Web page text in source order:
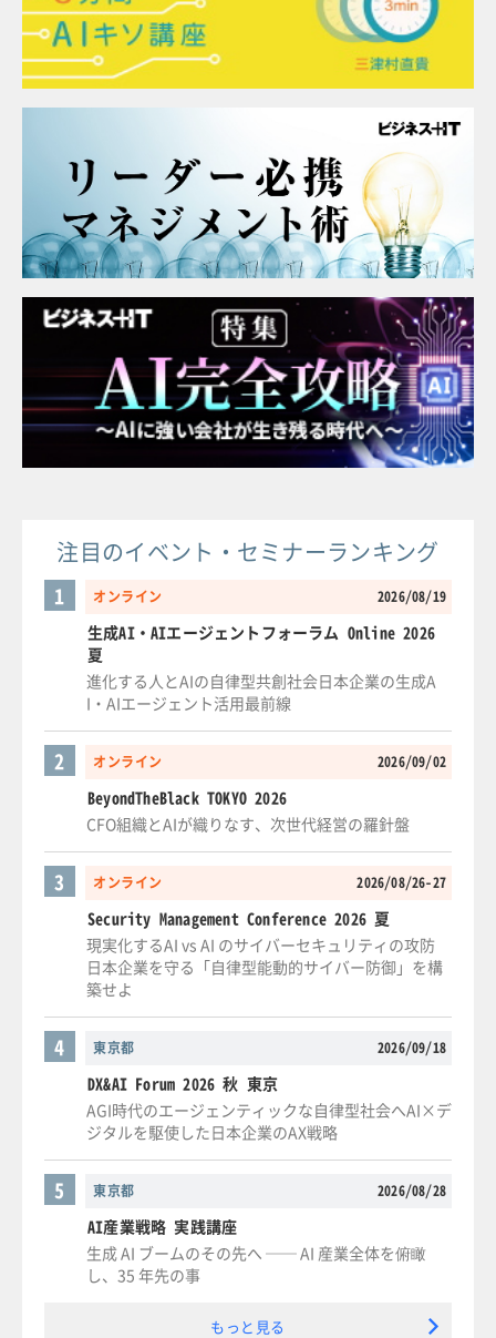
注目のイベント・セミナーランキング
オンライン 2026/08/19
1
生成AI・AIエージェントフォーラム Online 2026
夏
進化する人とAIの自律型共創社会日本企業の生成A
I・AIエージェント活用最前線
オンライン 2026/09/02
2
BeyondTheBlack TOKYO 2026
CFO組織とAIが織りなす、次世代経営の羅針盤
オンライン 2026/08/26-27
3
Security Management Conference 2026 夏
現実化するAI vs AI のサイバーセキュリティの攻防
日本企業を守る「自律型能動的サイバー防御」を構
築せよ
東京都 2026/09/18
4
DX&AI Forum 2026 秋 東京
AGI時代のエージェンティックな自律型社会へAI×デ
ジタルを駆使した日本企業のAX戦略
東京都 2026/08/28
5
AI産業戦略 実践講座
生成 AI ブームのその先へ ── AI 産業全体を俯瞰
し、35 年先の事
もっと見る